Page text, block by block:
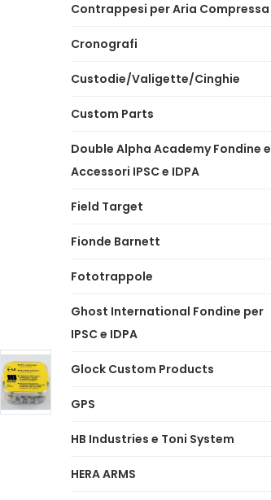
Contrappesi per Aria Compressa
Cronografi
Custodie/Valigette/Cinghie
Custom Parts
Double Alpha Academy Fondine e
Accessori IPSC e IDPA
Field Target
Fionde Barnett
Fototrappole
Ghost International Fondine per
IPSC e IDPA
Glock Custom Products
GPS
HB Industries e Toni System
HERA ARMS